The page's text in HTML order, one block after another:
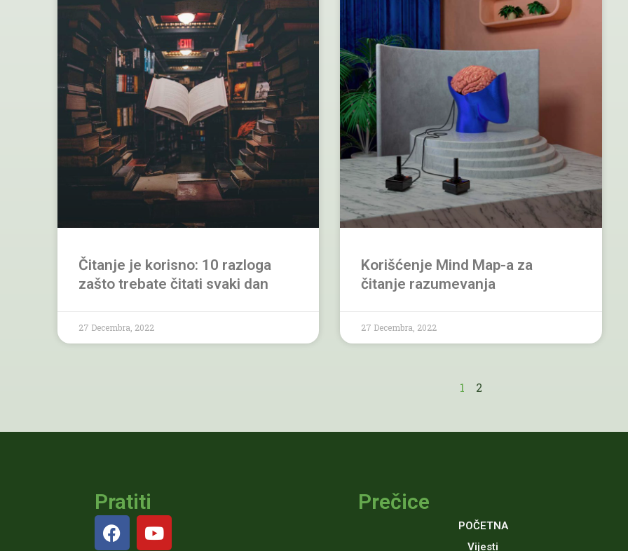
Čitanje je korisno: 10 razloga
zašto trebate čitati svaki dan
27 Decembra, 2022
Korišćenje Mind Map-a za
čitanje razumevanja
27 Decembra, 2022
1 2
Pratiti
F
a
Y
o
Prečice
POČETNA
Vijesti